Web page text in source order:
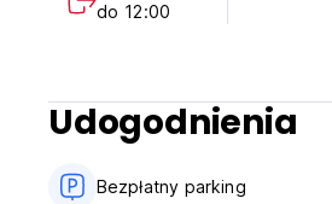
do 12:00
Udogodnienia
Bezpłatny parking